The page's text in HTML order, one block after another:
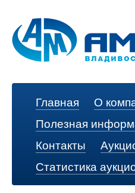
Главная
О
Полезная
Контакты
Статистика